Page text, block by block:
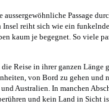
Passage
reiht sich wie ein
kaum je begegnet. So viele
Reise in ihrer ganzen Länge
von Bord zu gehen und
Australien. In manchen
und kein Land in Sicht